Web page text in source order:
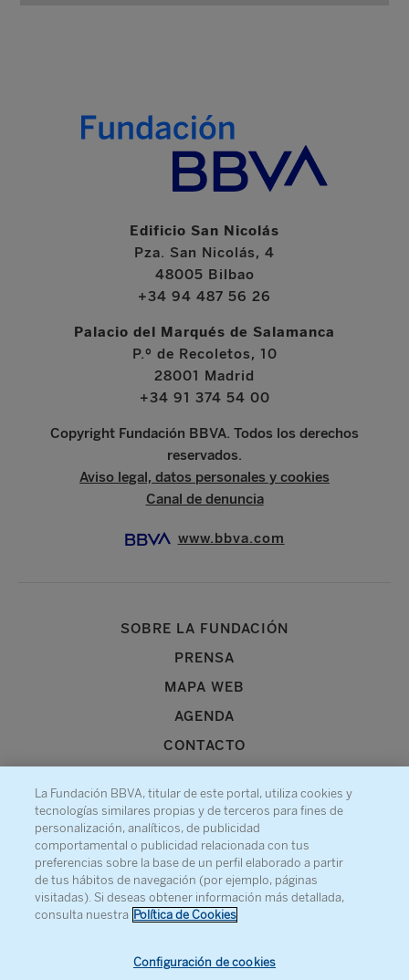
Edificio San Nicolás
Pza. San Nicolás, 4
48005 Bilbao
+34 94 487 56 26
Palacio del Marqués de Salamanca
P.º de Recoletos, 10
28001 Madrid
+34 91 374 54 00
Copyright Fundación BBVA. Todos los derechos
reservados.
Aviso legal, datos personales y cookies
Canal de denuncia
www.bbva.com
SOBRE LA FUNDACIÓN
PRENSA
MAPA WEB
AGENDA
CONTACTO
Recibe información sobre nuestra actividad
La Fundación BBVA, titular de este portal, utiliza cookies y
tecnologías similares propias y de terceros para fines de
personalización, analíticos, de publicidad
comportamental o publicidad relacionada con tus
preferencias sobre la base de un perfil elaborado a partir
de tus hábitos de navegación (por ejemplo, páginas
visitadas). Si deseas obtener información más detallada,
consulta nuestra Política de Cookies
Configuración de cookies